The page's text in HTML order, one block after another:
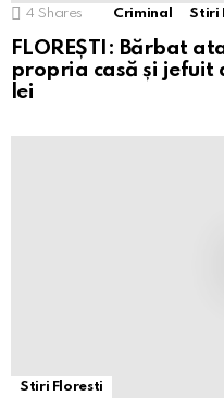
4 Shares Criminal Stiri
FLOREȘTI: Bărbat
propria casă și jefuit
lei
Stiri Floresti